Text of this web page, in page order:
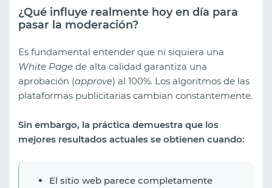
¿Qué influye realmente hoy en día para
pasar la moderación?
Es fundamental entender que ni siquiera una
White Page de alta calidad garantiza una
aprobación (approve) al 100%. Los algoritmos de las
plataformas publicitarias cambian constantemente.
Sin embargo, la práctica demuestra que los
mejores resultados actuales se obtienen cuando:
El sitio web parece completamente